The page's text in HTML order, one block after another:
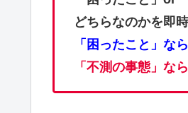
どちらなのかを即
「困ったこと」な
「不測の事態」な